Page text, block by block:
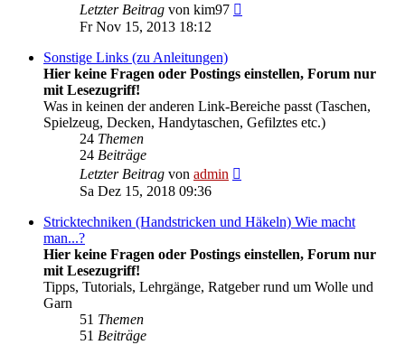
Letzter Beitrag von kim97
Fr Nov 15, 2013 18:12
Sonstige Links (zu Anleitungen)
Hier keine Fragen oder Postings einstellen, Forum nur
mit Lesezugriff!
Was in keinen der anderen Link-Bereiche passt (Taschen,
Spielzeug, Decken, Handytaschen, Gefilztes etc.)
24 Themen
24 Beiträge
Letzter Beitrag von admin
Sa Dez 15, 2018 09:36
Stricktechniken (Handstricken und Häkeln) Wie macht
man...?
Hier keine Fragen oder Postings einstellen, Forum nur
mit Lesezugriff!
Tipps, Tutorials, Lehrgänge, Ratgeber rund um Wolle und
Garn
51 Themen
51 Beiträge